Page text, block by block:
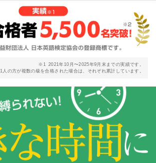
※1
2021年10月〜2025年9月末までの実績です。
1人の方が複数の級を合格された場合は、それぞれ累計しています。